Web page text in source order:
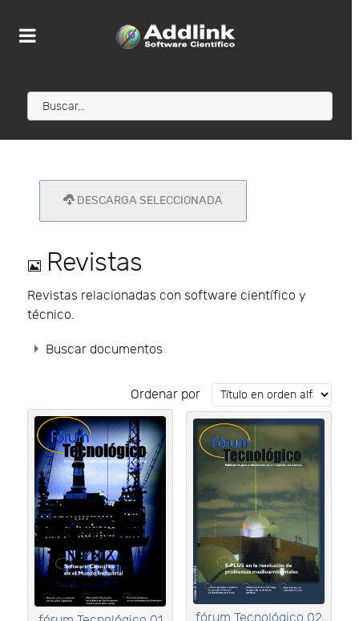
DESCARGA SELECCIONADA
Imagen
Revistas
Revistas relacionadas con software científico y
técnico.
Buscar documentos
×
×Revistas
Ordenar por